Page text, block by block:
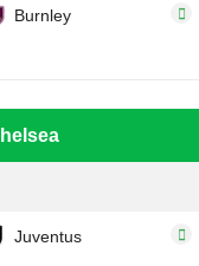
Burnley
Juventus